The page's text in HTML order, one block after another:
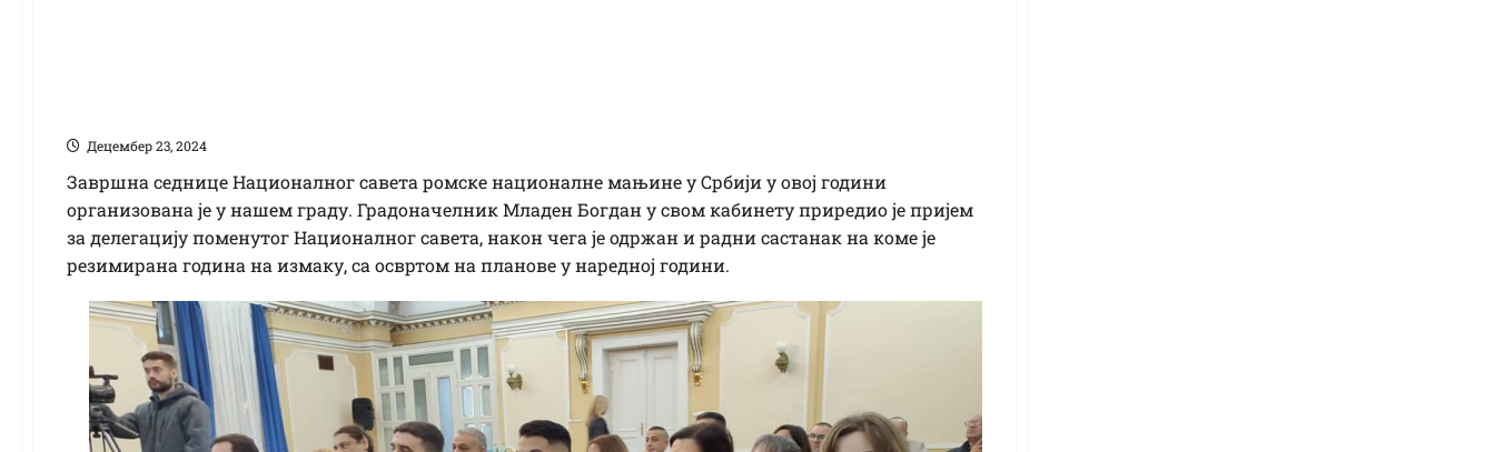
Децембер 23, 2024
Завршна седнице Националног савета ромске националне мањине у Србији у овој години
организована је у нашем граду. Градоначелник Младен Богдан у свом кабинету приредио је пријем
за делегацију поменутог Националног савета, након чега је одржан и радни састанак на коме је
резимирана година на измаку, са освртом на планове у наредној години.